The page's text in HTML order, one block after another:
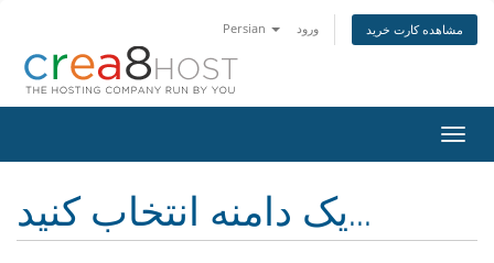
Persian ورود مشاهده کارت خرید
تغییر
یک دامنه انتخاب کنید...